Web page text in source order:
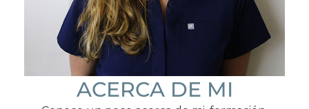
ACERCA DE MI